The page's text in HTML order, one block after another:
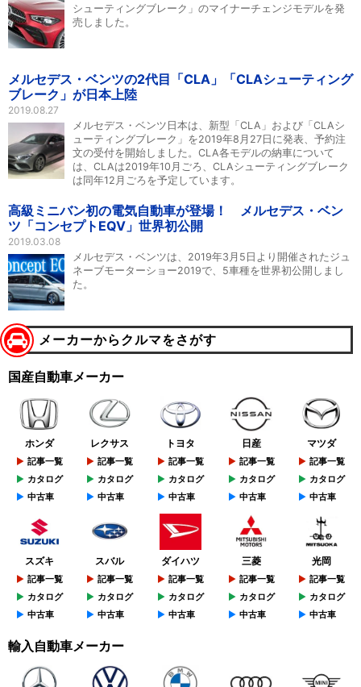
シューティングブレーク」のマイナーチェンジモデルを発
売しました。
メルセデス・ベンツの2代目「CLA」「CLAシューティング
ブレーク」が日本上陸
2019.08.27
メルセデス・ベンツ日本は、新型「CLA」および「CLAシ
ューティングブレーク」を2019年8月27日に発表、予約注
文の受付を開始しました。CLA各モデルの納車について
は、CLAは2019年10月ごろ、CLAシューティングブレーク
は同年12月ごろを予定しています。
高級ミニバン初の電気自動車が登場！ メルセデス・ベン
ツ「コンセプトEQV」世界初公開
2019.03.08
メルセデス・ベンツは、2019年3月5日より開催されたジュ
ネーブモーターショー2019で、5車種を世界初公開しまし
た。
メーカーからクルマをさがす
国産自動車メーカー
ホンダ
記事一覧
カタログ
中古車
レクサス
記事一覧
カタログ
中古車
トヨタ
記事一覧
カタログ
中古車
日産
記事一覧
カタログ
中古車
マツダ
記事一覧
カタログ
中古車
スズキ
記事一覧
カタログ
中古車
スバル
記事一覧
カタログ
中古車
ダイハツ
記事一覧
カタログ
中古車
三菱
記事一覧
カタログ
中古車
光岡
記事一覧
カタログ
中古車
輸入自動車メーカー